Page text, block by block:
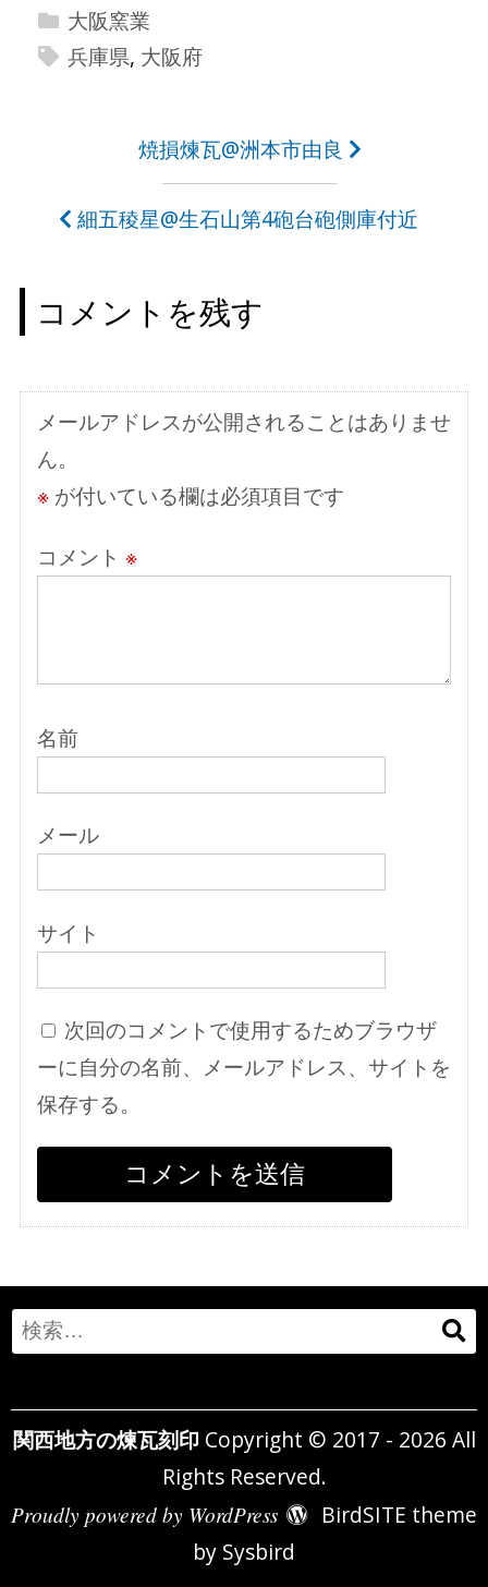
大阪窯業
兵庫県, 大阪府
ビ
ゲ
シ
ョ
ン
焼損煉瓦@洲本市由良
細五稜星@生石山第4砲台砲側庫付近
コメントを残す
メールアドレスが公開されることはありませ
ん。
※が付いている欄は必須項目です
コメント ※
名前
メール
サイト
次回のコメントで使用するためブラウザ
ーに自分の名前、メールアドレス、サイトを
保存する。
Search
for:
関西地方の煉瓦刻印 Copyright © 2017 - 2026 All
Rights Reserved.
Proudly powered by WordPress
BirdSITE theme
by Sysbird